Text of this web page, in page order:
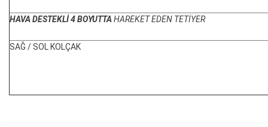
HAVA DESTEKLİ 4 BOYUTTA HAREKET EDEN TETİYER
SAĞ / SOL KOLÇAK